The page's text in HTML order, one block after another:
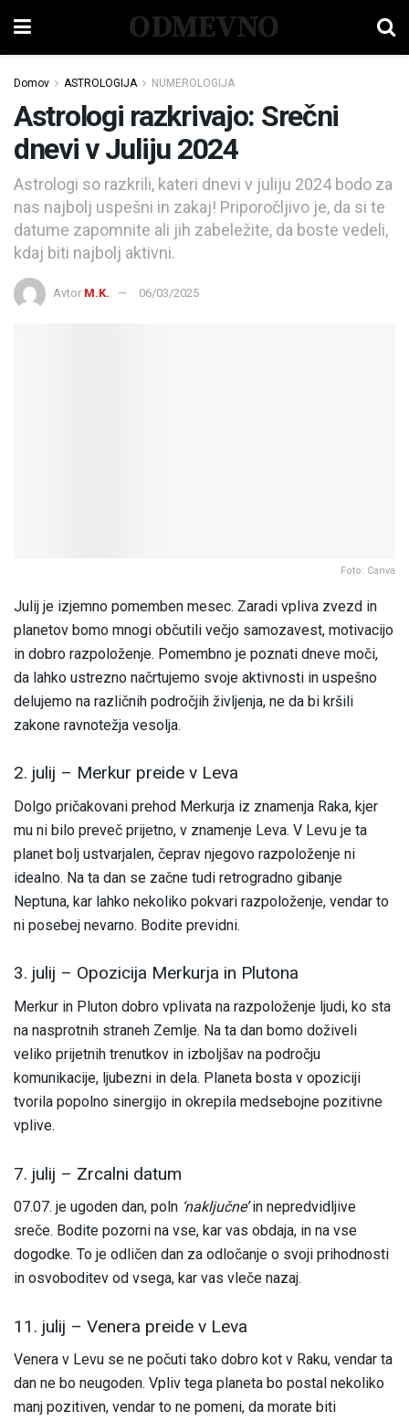
ODMEVNO
Domov ASTROLOGIJA NUMEROLOGIJA
Astrologi razkrivajo: Srečni
dnevi v Juliju 2024
Astrologi so razkrili, kateri dnevi v juliju 2024 bodo za
nas najbolj uspešni in zakaj! Priporočljivo je, da si te
datume zapomnite ali jih zabeležite, da boste vedeli,
kdaj biti najbolj aktivni.
Avtor M.K. 06/03/2025
Foto: Canva
Julij je izjemno pomemben mesec. Zaradi vpliva zvezd in
planetov bomo mnogi občutili večjo samozavest, motivacijo
in dobro razpoloženje. Pomembno je poznati dneve moči,
da lahko ustrezno načrtujemo svoje aktivnosti in uspešno
delujemo na različnih področjih življenja, ne da bi kršili
zakone ravnotežja vesolja.
2. julij – Merkur preide v Leva
Dolgo pričakovani prehod Merkurja iz znamenja Raka, kjer
mu ni bilo preveč prijetno, v znamenje Leva. V Levu je ta
planet bolj ustvarjalen, čeprav njegovo razpoloženje ni
idealno. Na ta dan se začne tudi retrogradno gibanje
Neptuna, kar lahko nekoliko pokvari razpoloženje, vendar to
ni posebej nevarno. Bodite previdni.
3. julij – Opozicija Merkurja in Plutona
Merkur in Pluton dobro vplivata na razpoloženje ljudi, ko sta
na nasprotnih straneh Zemlje. Na ta dan bomo doživeli
veliko prijetnih trenutkov in izboljšav na področju
komunikacije, ljubezni in dela. Planeta bosta v opoziciji
tvorila popolno sinergijo in okrepila medsebojne pozitivne
vplive.
7. julij – Zrcalni datum
07.07. je ugoden dan, poln ‘naključne’in nepredvidljive
sreče. Bodite pozorni na vse, kar vas obdaja, in na vse
dogodke. To je odličen dan za odločanje o svoji prihodnosti
in osvoboditev od vsega, kar vas vleče nazaj.
11. julij – Venera preide v Leva
Venera v Levu se ne počuti tako dobro kot v Raku, vendar ta
dan ne bo neugoden. Vpliv tega planeta bo postal nekoliko
manj pozitiven, vendar to ne pomeni, da morate biti